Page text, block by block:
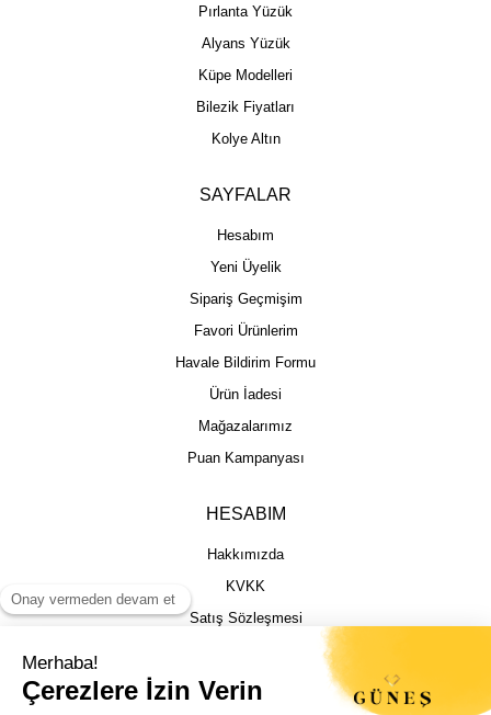
Pırlanta Yüzük
Alyans Yüzük
Küpe Modelleri
Bilezik Fiyatları
Kolye Altın
SAYFALAR
Hesabım
Yeni Üyelik
Sipariş Geçmişim
Favori Ürünlerim
Havale Bildirim Formu
Ürün İadesi
Mağazalarımız
Puan Kampanyası
HESABIM
Hakkımızda
KVKK
Satış Sözleşmesi
İptal İade Şartları